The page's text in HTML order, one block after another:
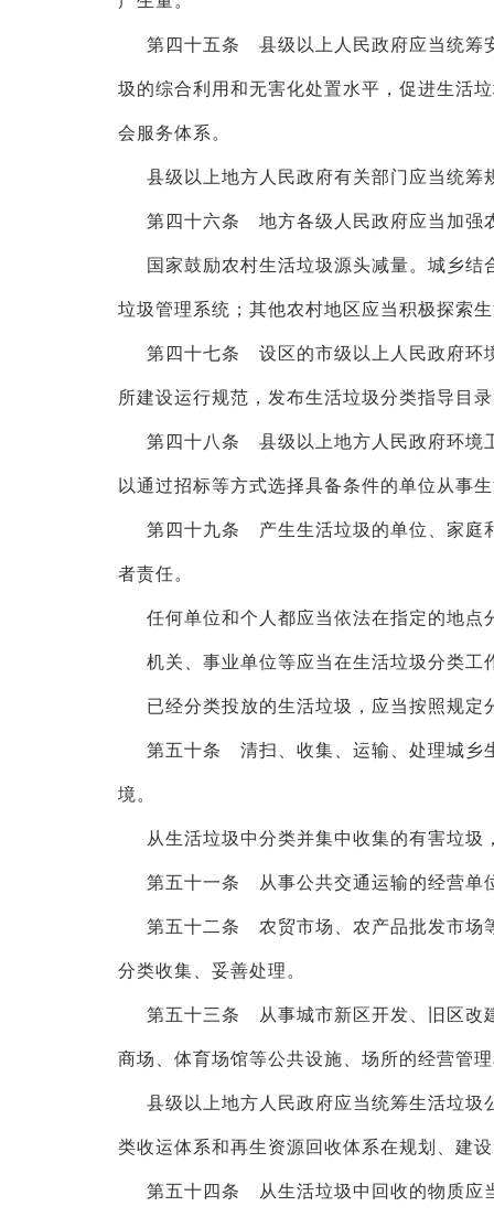
第四十五条 县级以上人民政府应当统筹
圾的综合利用和无害化处置水平，促进生活
会服务体系。
县级以上地方人民政府有关部门应当统
第四十六条 地方各级人民政府应当加强
国家鼓励农村生活垃圾源头减量。城乡
垃圾管理系统；其他农村地区应当积极探索
第四十七条 设区的市级以上人民政府环
所建设运行规范，发布生活垃圾分类指导目
第四十八条 县级以上地方人民政府环境
以通过招标等方式选择具备条件的单位从事
第四十九条 产生生活垃圾的单位、家庭
者责任。
任何单位和个人都应当依法在指定的地
机关、事业单位等应当在生活垃圾分类工
已经分类投放的生活垃圾，应当按照规
第五十条 清扫、收集、运输、处理城乡
境。
从生活垃圾中分类并集中收集的有害垃
第五十一条 从事公共交通运输的经营单
第五十二条 农贸市场、农产品批发市场
分类收集、妥善处理。
第五十三条 从事城市新区开发、旧区改
商场、体育场馆等公共设施、场所的经营管
县级以上地方人民政府应当统筹生活垃
类收运体系和再生资源回收体系在规划、建
第五十四条 从生活垃圾中回收的物质应